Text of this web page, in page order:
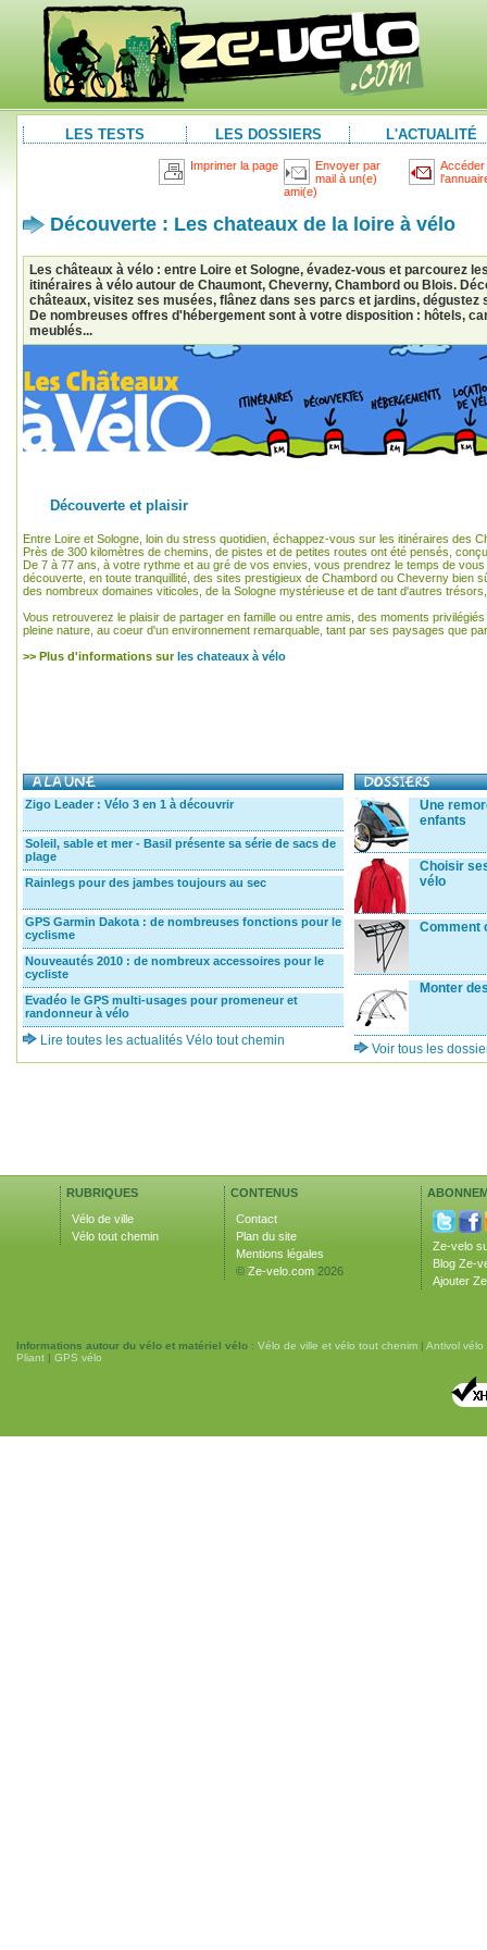
LES TESTS LES DOSSIERS L'ACTUALITÉ
Imprimer la page
Envoyer par
mail à un(e)
ami(e)
Accéder
Découverte : Les chateaux de la loire à vélo
Les châteaux à vélo : entre Loire et Sologne, évadez-vous et parcourez
itinéraires à vélo autour de Chaumont, Cheverny, Chambord ou Blois.
châteaux, visitez ses musées, flânez dans ses parcs et jardins, dégustez
De nombreuses offres d'hébergement sont à votre disposition : hôtels,
meublés...
Découverte et plaisir
Entre Loire et Sologne, loin du stress quotidien, échappez-vous sur les itinéraires des
Près de 300 kilomètres de chemins, de pistes et de petites routes ont été pensés,
De 7 à 77 ans, à votre rythme et au gré de vos envies, vous prendrez le temps de
découverte, en toute tranquillité, des sites prestigieux de Chambord ou Cheverny bien
des nombreux domaines viticoles, de la Sologne mystérieuse et de tant d'autres
Vous retrouverez le plaisir de partager en famille ou entre amis, des moments
pleine nature, au coeur d'un environnement remarquable, tant par ses paysages que
>> Plus d'informations surles chateaux à vélo
Zigo Leader : Vélo 3 en 1 à découvrir
Soleil, sable et mer - Basil présente sa série de sacs de
plage
Rainlegs pour des jambes toujours au sec
GPS Garmin Dakota : de nombreuses fonctions pour le
cyclisme
Nouveautés 2010 : de nombreux accessoires pour le
cycliste
Evadéo le GPS multi-usages pour promeneur et
randonneur à vélo
Lire toutes les actualités Vélo tout chemin
Une
enfants
Choisir
vélo
Comment
Monter
Voir tous les
RUBRIQUES
Vélo de ville
Vélo tout chemin
CONTENUS
Contact
Plan du site
Mentions légales
© Ze-velo.com 2026
Ze-velo
Blog Ze-
Ajouter
Informations autour du vélo et matériel vélo : Vélo de ville et vélo tout chenim | Antivol vélo
Pliant | GPS vélo